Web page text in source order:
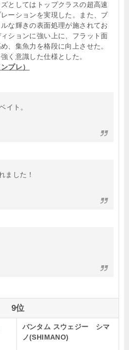
としてはトップクラスの超高速
ーションを実現した。また、ブ
な輝きの表面処理が施されてお
ションに強い上に、フラット面
、集魚力を格段に向上させた。
く意識した仕様とした。
プレ）
イト。
ました！
9位
バンタム スウェジー シマ
ノ(SHIMANO)